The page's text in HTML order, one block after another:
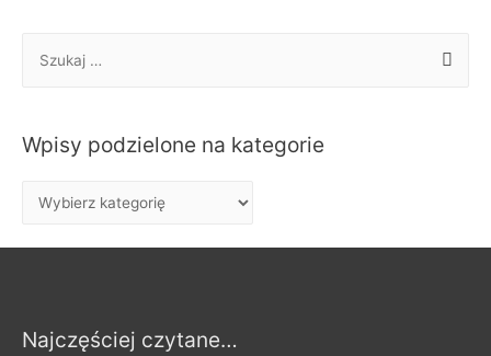
kWpisy podzielone na kategorie
p
Najczęściej czytane…